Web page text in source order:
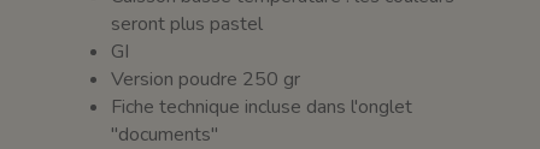
seront plus pastel
GI
Version poudre 250 gr
Fiche technique incluse dans l'onglet
"documents"